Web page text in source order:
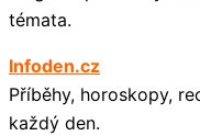
témata.
Infoden.cz
Příběhy, horoskopy,
každý den.